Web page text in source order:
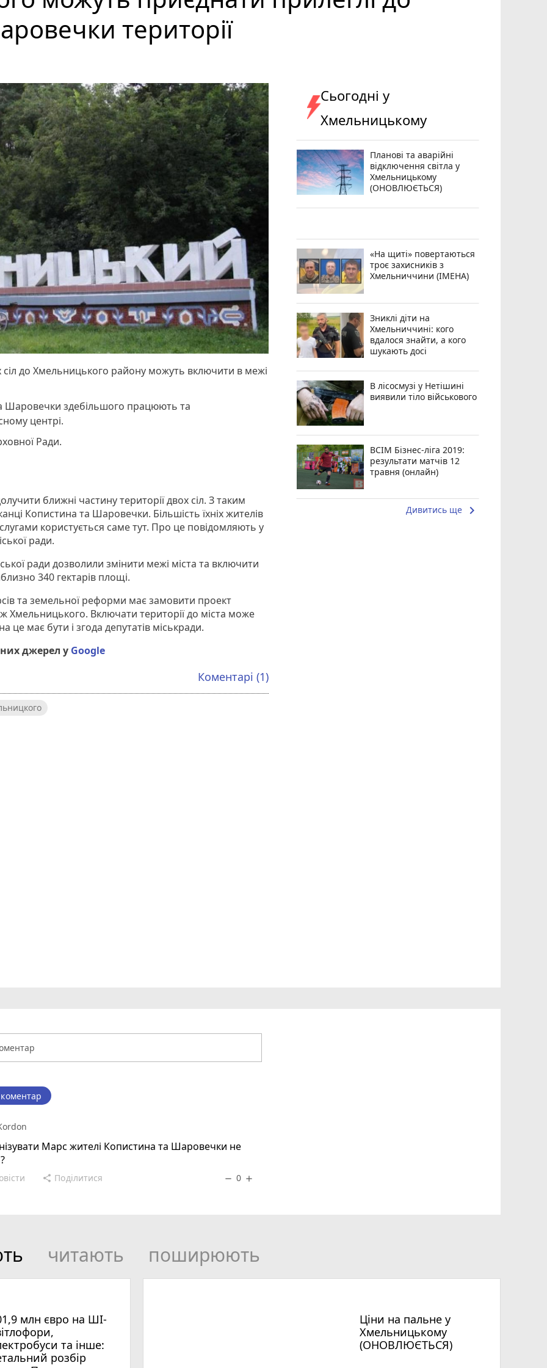
території
сіл до Хмельницького району можуть включити в межі
Шаровечки здебільшого працюють та
центрі.
Ради.
ближні частину території двох сіл. З таким
Копистина та Шаровечки. Більшість їхніх жителів
користується саме тут. Про це повідомляють у
ради.
ради дозволили змінити межі міста та включити
340 гектарів площі.
та земельної реформи має замовити проект
Включати території до міста може
має бути і згода депутатів міськради.
джерел у Google
Коментарі (1)
Сьогодні у
Хмельницькому
Планові та аварійні
відключення світла у
Хмельницькому
(ОНОВЛЮЄТЬСЯ)
«На щиті» повертаються
троє захисників з
Хмельниччини (ІМЕНА)
Зниклі діти на
Хмельниччині: кого
вдалося знайти, а кого
шукають досі
В лісосмузі у Нетішині
виявили тіло військового
ВСІМ Бізнес-ліга 2019:
результати матчів 12
травня (онлайн)
Дивитись ще keyboard_arrow_right
Марс жителі Копистина та Шаровечки не
share Поділитися remove 0 add
читають поширюють
млн євро на ШІ-
та інше:
розбір
Ціни на пальне у
Хмельницькому
(ОНОВЛЮЄТЬСЯ)